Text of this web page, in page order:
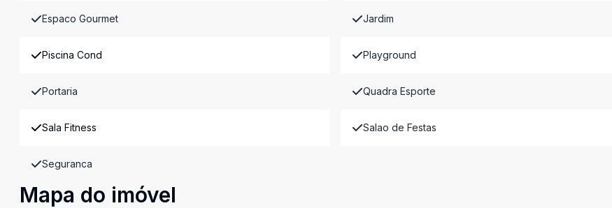
Espaco Gourmet Jardim
Piscina Cond Playground
Portaria Quadra Esporte
Sala Fitness Salao de Festas
Seguranca
Mapa do imóvel